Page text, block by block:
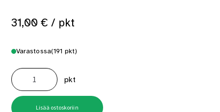
31,00 € / pkt
Varastossa(191 pkt)
Vuorivilla
ROCKWOOL
100mm
870X565
2,95m²/Pkt
määrä
pkt
Lisää ostoskoriin